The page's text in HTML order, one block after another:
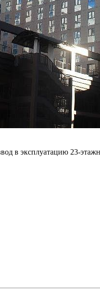
в эксплуатацию 23-